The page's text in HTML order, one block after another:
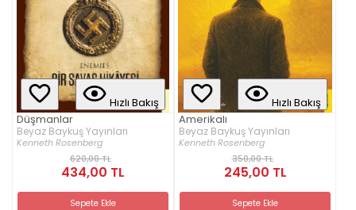
Hızlı Bakış
Düşmanlar
Beyaz Baykuş Yayınları
Kenneth Rosenberg
620,00 TL
434,00 TL
Sepete Ekle
Hızlı Bakış
Amerikalı
Beyaz Baykuş Yayınları
Kenneth Rosenberg
350,00 TL
245,00 TL
Sepete Ekle